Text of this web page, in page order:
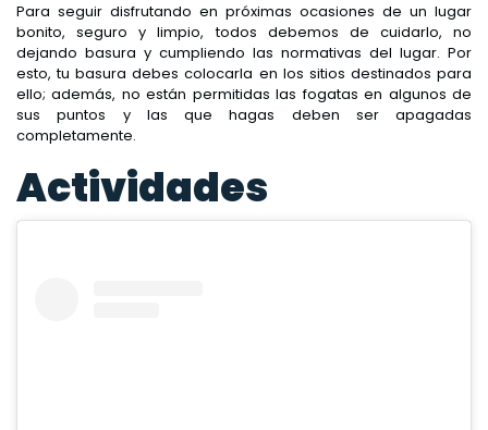
Para seguir disfrutando en próximas ocasiones de un lugar
bonito, seguro y limpio, todos debemos de cuidarlo, no
dejando basura y cumpliendo las normativas del lugar. Por
esto, tu basura debes colocarla en los sitios destinados para
ello; además, no están permitidas las fogatas en algunos de
sus puntos y las que hagas deben ser apagadas
completamente.
Actividades